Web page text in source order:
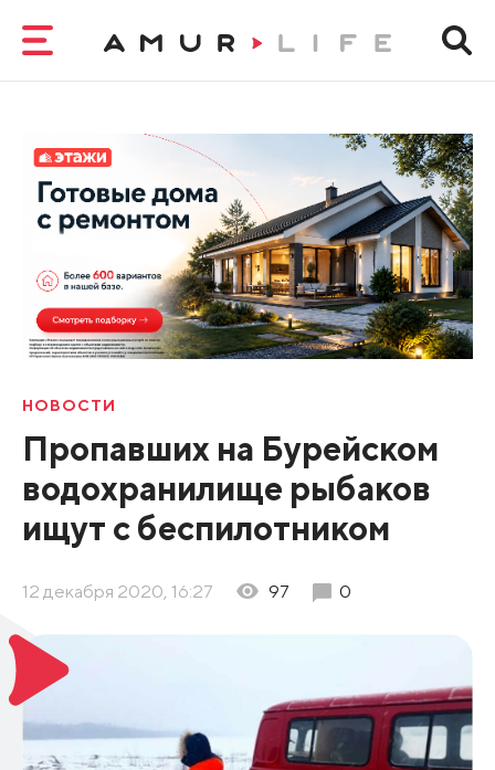
НОВОСТИ
Пропавших на Бурейском
водохранилище рыбаков
ищут с беспилотником
12 декабря 2020, 16:27 97 0